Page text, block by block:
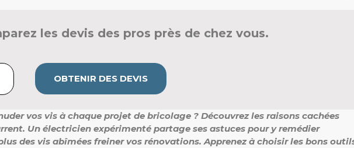
les devis des pros près de chez vous.
OBTENIR DES DEVIS
vos vis à chaque projet de bricolage ? Découvrez les raisons cachées
Un électricien expérimenté partage ses astuces pour y remédier
des vis abîmées freiner vos rénovations. Apprenez à choisir les bons